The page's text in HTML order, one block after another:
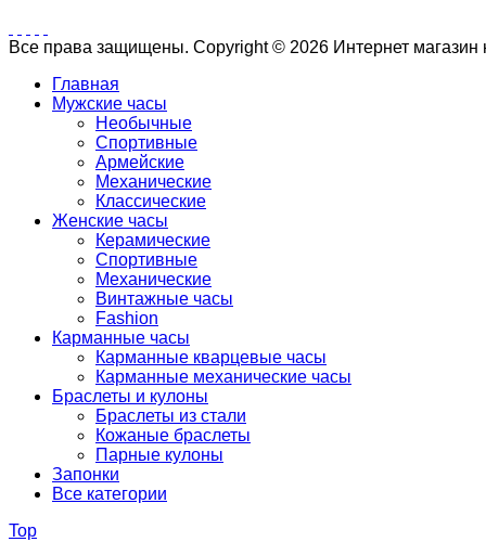
Все права защищены. Copyright © 2026 Интернет магазин
Главная
Мужские часы
Необычные
Спортивные
Армейские
Механические
Классические
Женские часы
Керамические
Спортивные
Механические
Винтажные часы
Fashion
Карманные часы
Карманные кварцевые часы
Карманные механические часы
Браслеты и кулоны
Браслеты из стали
Кожаные браслеты
Парные кулоны
Запонки
Все категории
Top